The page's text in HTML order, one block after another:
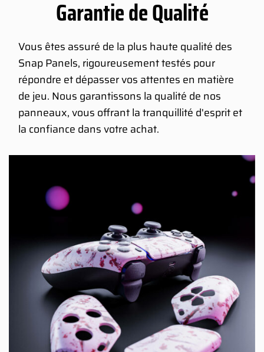
Garantie de Qualité
Vous êtes assuré de la plus haute qualité des
Snap Panels, rigoureusement testés pour
répondre et dépasser vos attentes en matière
de jeu. Nous garantissons la qualité de nos
panneaux, vous offrant la tranquillité d'esprit et
la confiance dans votre achat.